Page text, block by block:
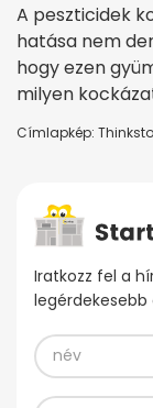
A peszticidek
hatása nem
hogy ezen
milyen
Címlapkép:
Iratkozz fel a
legérdekesebb